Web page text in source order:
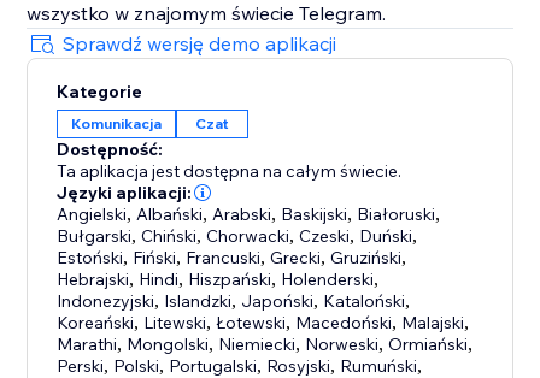
wszystko w znajomym świecie Telegram.
Sprawdź wersję demo aplikacji
Kategorie
Komunikacja Czat
Dostępność:
Ta aplikacja jest dostępna na całym świecie.
Języki aplikacji:
Angielski, Albański, Arabski, Baskijski, Białoruski,
Bułgarski,Chiński,Chorwacki,Czeski, Duński,
Estoński, Fiński, Francuski,Grecki,Gruziński,
Hebrajski, Hindi, Hiszpański, Holenderski,
Indonezyjski, Islandzki, Japoński, Kataloński,
Koreański, Litewski,Łotewski, Macedoński, Malajski,
Marathi, Mongolski, Niemiecki, Norweski,Ormiański,
Perski, Polski, Portugalski, Rosyjski, Rumuński,